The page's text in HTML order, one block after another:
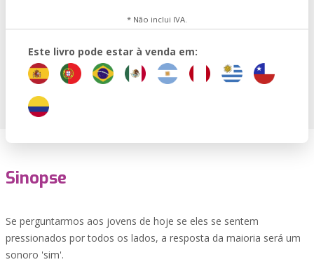
* Não inclui IVA.
Este livro pode estar à venda em:
Sinopse
Se perguntarmos aos jovens de hoje se eles se sentem
pressionados por todos os lados, a resposta da maioria será um
sonoro 'sim'.